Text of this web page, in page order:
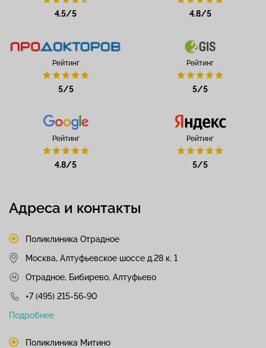
4.5/5 4.8/5
Рейтинг
5/5
Рейтинг
5/5
Рейтинг
4.8/5
Рейтинг
5/5
Адреса и контакты
Поликлиника Отрадное
Москва, Алтуфьевское шоссе д.28 к. 1
Отрадное, Бибирево, Алтуфьево
+7 (495) 215-56-90
Подробнее
Поликлиника Митино